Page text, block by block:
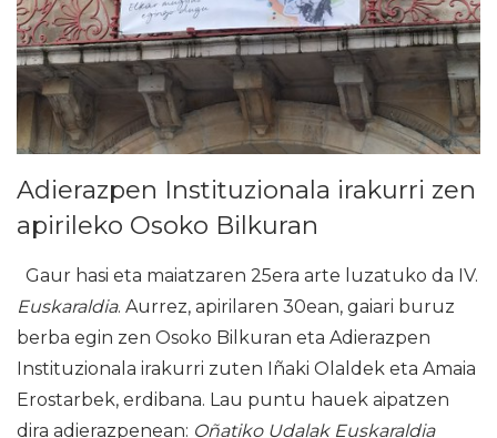
Adierazpen Instituzionala irakurri zen
apirileko Osoko Bilkuran
Gaur hasi eta maiatzaren 25era arte luzatuko da IV.
Euskaraldia. Aurrez, apirilaren 30ean, gaiari buruz
berba egin zen Osoko Bilkuran eta Adierazpen
Instituzionala irakurri zuten Iñaki Olaldek eta Amaia
Erostarbek, erdibana. Lau puntu hauek aipatzen
dira adierazpenean: Oñatiko Udalak Euskaraldia